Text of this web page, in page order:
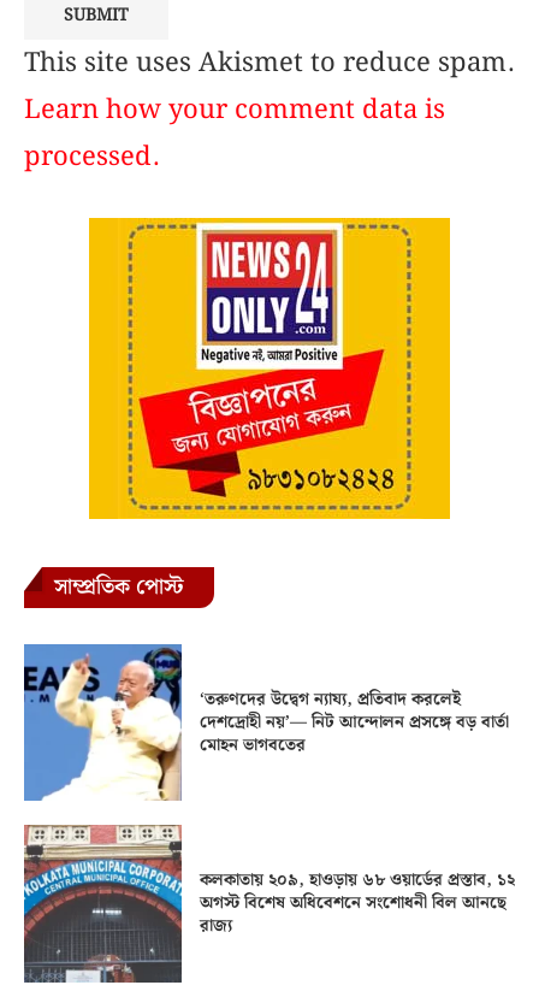
This site uses Akismet to reduce spam.
Learn how your comment data is
processed.
সাম্প্রতিক পোস্ট
‘তরুণদের উদ্বেগ ন্যায্য, প্রতিবাদ করলেই
দেশদ্রোহী নয়’— নিট আন্দোলন প্রসঙ্গে বড় বার্তা
মোহন ভাগবতের
কলকাতায় ২০৯, হাওড়ায় ৬৮ ওয়ার্ডের প্রস্তাব, ১২
অগস্ট বিশেষ অধিবেশনে সংশোধনী বিল আনছে
রাজ্য